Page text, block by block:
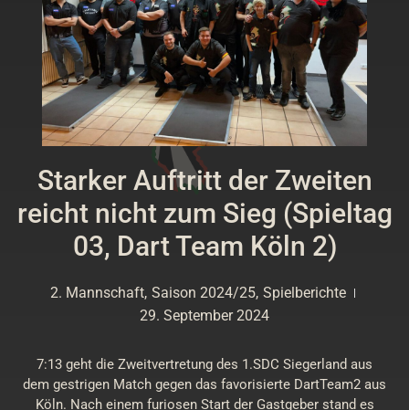
Starker Auftritt der Zweiten
reicht nicht zum Sieg (Spieltag
03, Dart Team Köln 2)
2. Mannschaft, Saison 2024/25, Spielberichte
29. September 2024
7:13 geht die Zweitvertretung des 1.SDC Siegerland aus
dem gestrigen Match gegen das favorisierte DartTeam2 aus
Köln. Nach einem furiosen Start der Gastgeber stand es